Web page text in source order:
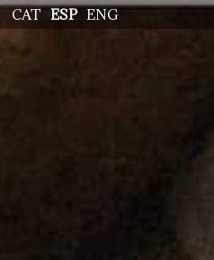
ENG
ESP
CAT